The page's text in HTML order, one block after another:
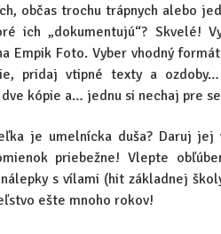
občas trochu trápnych alebo
ich „dokumentujú“? Skvelé!
Empik Foto. Vyber vhodný
pridaj vtipné texty a
kópie a… jednu si nechaj pre
je umelnícka duša? Daruj jej
priebežne! Vlepte
s vílami (hit základnej
ešte mnoho rokov!